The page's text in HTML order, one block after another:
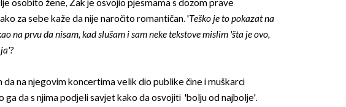
osobito žene, Zak je osvojio pjesmama s dozom prave
za sebe kaže da nije naročito romantičan. 'Teško je to pokazat na
na prvu da nisam, kad slušam i sam neke tekstove mislim 'šta je ovo,
da na njegovim koncertima velik dio publike čine i muškarci
ga da s njima podjeli savjet kako da osvojiti 'bolju od najbolje'.